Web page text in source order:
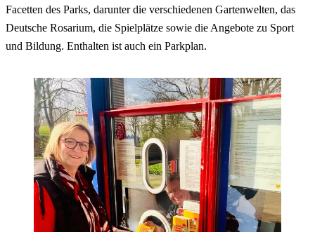
Facetten des Parks, darunter die verschiedenen Gartenwelten, das
Deutsche Rosarium, die Spielplätze sowie die Angebote zu Sport
und Bildung. Enthalten ist auch ein Parkplan.